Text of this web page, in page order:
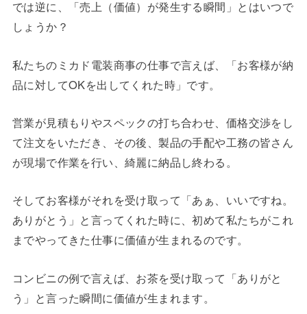
では逆に、「売上（価値）が発生する瞬間」とはいつで
しょうか？
私たちのミカド電装商事の仕事で言えば、「お客様が納
品に対してOKを出してくれた時」です。
営業が見積もりやスペックの打ち合わせ、価格交渉をし
て注文をいただき、その後、製品の手配や工務の皆さん
が現場で作業を行い、綺麗に納品し終わる。
そしてお客様がそれを受け取って「あぁ、いいですね。
ありがとう」と言ってくれた時に、初めて私たちがこれ
までやってきた仕事に価値が生まれるのです。
コンビニの例で言えば、お茶を受け取って「ありがと
う」と言った瞬間に価値が生まれます。